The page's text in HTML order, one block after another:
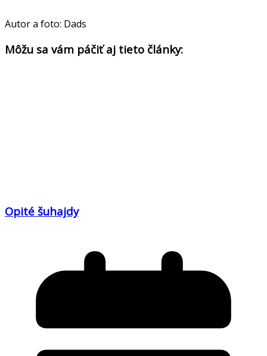
Autor a foto: Dads
Môžu sa vám páčiť aj tieto články:
Opité šuhajdy